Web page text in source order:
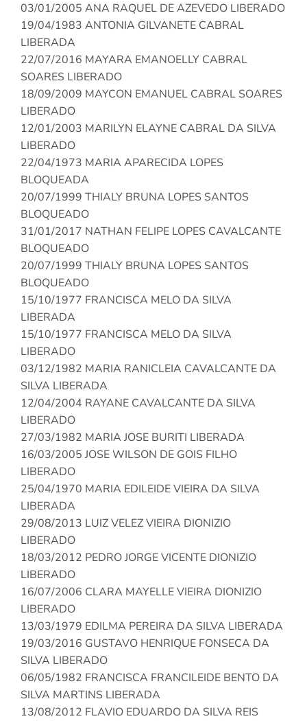
03/01/2005 ANA RAQUEL DE AZEVEDO LIBERADO
19/04/1983 ANTONIA GILVANETE CABRAL
LIBERADA
22/07/2016 MAYARA EMANOELLY CABRAL
SOARES LIBERADO
18/09/2009 MAYCON EMANUEL CABRAL SOARES
LIBERADO
12/01/2003 MARILYN ELAYNE CABRAL DA SILVA
LIBERADO
22/04/1973 MARIA APARECIDA LOPES
BLOQUEADA
20/07/1999 THIALY BRUNA LOPES SANTOS
BLOQUEADO
31/01/2017 NATHAN FELIPE LOPES CAVALCANTE
BLOQUEADO
20/07/1999 THIALY BRUNA LOPES SANTOS
BLOQUEADO
15/10/1977 FRANCISCA MELO DA SILVA
LIBERADA
15/10/1977 FRANCISCA MELO DA SILVA
LIBERADO
03/12/1982 MARIA RANICLEIA CAVALCANTE DA
SILVA LIBERADA
12/04/2004 RAYANE CAVALCANTE DA SILVA
LIBERADO
27/03/1982 MARIA JOSE BURITI LIBERADA
16/03/2005 JOSE WILSON DE GOIS FILHO
LIBERADO
25/04/1970 MARIA EDILEIDE VIEIRA DA SILVA
LIBERADA
29/08/2013 LUIZ VELEZ VIEIRA DIONIZIO
LIBERADO
18/03/2012 PEDRO JORGE VICENTE DIONIZIO
LIBERADO
16/07/2006 CLARA MAYELLE VIEIRA DIONIZIO
LIBERADO
13/03/1979 EDILMA PEREIRA DA SILVA LIBERADA
19/03/2016 GUSTAVO HENRIQUE FONSECA DA
SILVA LIBERADO
06/05/1982 FRANCISCA FRANCILEIDE BENTO DA
SILVA MARTINS LIBERADA
13/08/2012 FLAVIO EDUARDO DA SILVA REIS